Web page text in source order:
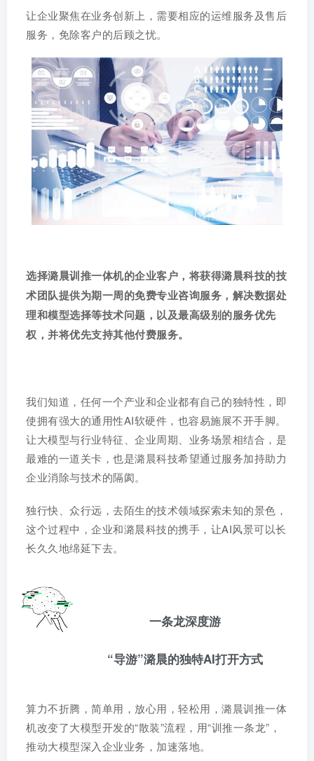
让企业聚焦在业务创新上，需要相应的运维服务及售后
服务，免除客户的后顾之忧。
选择潞晨训推一体机的企业客户，将获得潞晨科技的技
术团队提供为期一周的免费专业咨询服务，解决数据处
理和模型选择等技术问题，以及最高级别的服务优先
权，并将优先支持其他付费服务。
我们知道，任何一个产业和企业都有自己的独特性，即
使拥有强大的通用性AI软硬件，也容易施展不开手脚。
让大模型与行业特征、企业周期、业务场景相结合，是
最难的一道关卡，也是潞晨科技希望通过服务加持助力
企业消除与技术的隔阂。
独行快、众行远，去陌生的技术领域探索未知的景色，
这个过程中，企业和潞晨科技的携手，让AI风景可以长
长久久地绵延下去。
一条龙深度游
“导游”潞晨的独特AI打开方式
算力不折腾，简单用，放心用，轻松用，潞晨训推一体
机改变了大模型开发的“散装”流程，用“训推一条龙”，
推动大模型深入企业业务，加速落地。